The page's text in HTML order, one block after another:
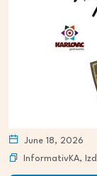
June 18, 2026
InformativKA,